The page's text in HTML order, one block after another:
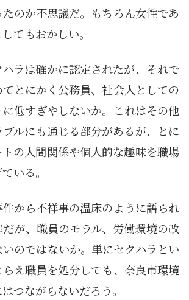
のか不思議だ。もちろん女性であ
てもおかしい。
ラは確かに認定されたが、それで
とにかく公務員、社会人としての
低すぎやしないか。これはその他
ルにも通じる部分があるが、とに
の人間関係や個人的な趣味を職場
いる。
から不祥事の温床のように語られ
が、職員のモラル、労働環境の改
のではないか。単にセクハラとい
らえ職員を処分しても、奈良市環境
つながらないだろう。